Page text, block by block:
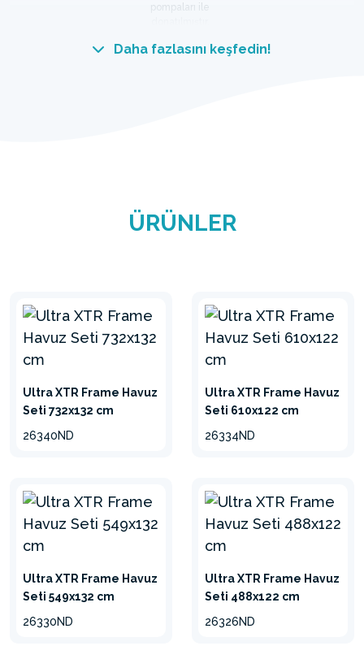
pompaları ile
Daha fazlasını keşfedin!
Krystal Clear® kum
filtreleme pompaları Hydro
kullanarak suyun daha iyi
filtrelenmesi, temizliği ve
berraklığını sağlar.
3 KATMANLI HASARA
DAYANIKLI MALZEME
katmanlı SuperTough™ PVC
daha fazla dayanıklılık sağlar.
ÜRÜNLER
Ultra XTR Frame Havuz
Seti 732x132 cm
26340ND
Ultra XTR Frame Havuz
Seti 610x122 cm
26334ND
Ultra XTR Frame Havuz
Seti 549x132 cm
26330ND
Ultra XTR Frame Havuz
Seti 488x122 cm
26326ND